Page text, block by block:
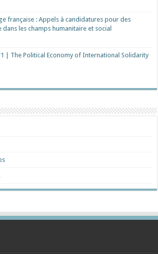
française : Appels à candidatures pour des
les champs humanitaire et social
| The Political Economy of International Solidarity